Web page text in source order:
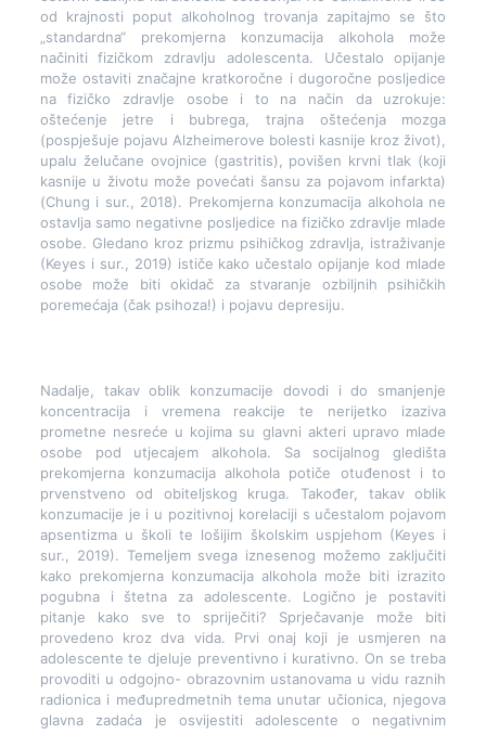
od krajnosti poput alkoholnog trovanja zapitajmo se što
„standardna“ prekomjerna konzumacija alkohola može
načiniti fizičkom zdravlju adolescenta. Učestalo opijanje
može ostaviti značajne kratkoročne i dugoročne posljedice
na fizičko zdravlje osobe i to na način da uzrokuje:
oštećenje jetre i bubrega, trajna oštećenja mozga
(pospješuje pojavu Alzheimerove bolesti kasnije kroz život),
upalu želučane ovojnice (gastritis), povišen krvni tlak (koji
kasnije u životu može povećati šansu za pojavom infarkta)
(Chung i sur., 2018). Prekomjerna konzumacija alkohola ne
ostavlja samo negativne posljedice na fizičko zdravlje mlade
osobe. Gledano kroz prizmu psihičkog zdravlja, istraživanje
(Keyes i sur., 2019) ističe kako učestalo opijanje kod mlade
osobe može biti okidač za stvaranje ozbiljnih psihičkih
poremećaja (čak psihoza!) i pojavu depresiju.
Nadalje, takav oblik konzumacije dovodi i do smanjenje
koncentracija i vremena reakcije te nerijetko izaziva
prometne nesreće u kojima su glavni akteri upravo mlade
osobe pod utjecajem alkohola. Sa socijalnog gledišta
prekomjerna konzumacija alkohola potiče otuđenost i to
prvenstveno od obiteljskog kruga. Također, takav oblik
konzumacije je i u pozitivnoj korelaciji s učestalom pojavom
apsentizma u školi te lošijim školskim uspjehom (Keyes i
sur., 2019). Temeljem svega iznesenog možemo zaključiti
kako prekomjerna konzumacija alkohola može biti izrazito
pogubna i štetna za adolescente. Logično je postaviti
pitanje kako sve to spriječiti? Sprječavanje može biti
provedeno kroz dva vida. Prvi onaj koji je usmjeren na
adolescente te djeluje preventivno i kurativno. On se treba
provoditi u odgojno- obrazovnim ustanovama u vidu raznih
radionica i međupredmetnih tema unutar učionica, njegova
glavna zadaća je osvijestiti adolescente o negativnim